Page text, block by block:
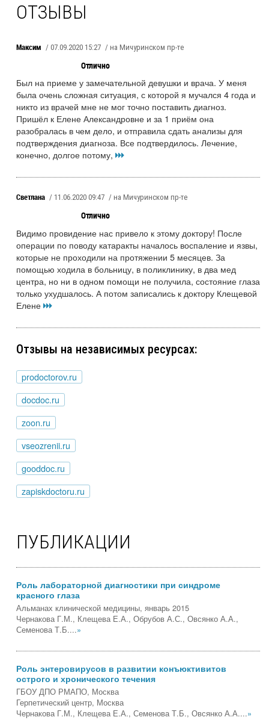
ОТЗЫВЫ
Максим / 07.09.2020 15:27 / на Мичуринском пр-те
Отлично
Был на приеме у замечательной девушки и врача. У меня
была очень сложная ситуация, с которой я мучался 4 года и
никто из врачей мне не мог точно поставить диагноз.
Пришёл к Елене Александровне и за 1 приём она
разобралась в чем дело, и отправила сдать анализы для
подтверждения диагноза. Все подтвердилось. Лечение,
конечно, долгое потому,
Светлана / 11.06.2020 09:47 / на Мичуринском пр-те
Отлично
Видимо провидение нас привело к этому доктору! После
операции по поводу катаракты началось воспаление и язвы,
которые не проходили на протяжении 5 месяцев. За
помощью ходила в больницу, в поликлинику, в два мед
центра, но ни в одном помощи не получила, состояние глаза
только ухудшалось. А потом записались к доктору Клещевой
Елене
Отзывы на независимых ресурсах:
prodoctorov.ru
docdoc.ru
zoon.ru
vseozrenii.ru
gooddoc.ru
zapiskdoctoru.ru
ПУБЛИКАЦИИ
Роль лабораторной диагностики при синдроме
красного глаза
Альманах клинической медицины, январь 2015
Чернакова Г.М., Клещева Е.А., Обрубов А.С., Овсянко А.А.,
Семенова Т.Б....»
Роль энтеровирусов в развитии конъюктивитов
острого и хронического течения
ГБОУ ДПО РМАПО, Москва
Герпетический центр, Москва
Чернакова Г.М., Клещева Е.А., Семенова Т.Б., Овсянко А.А....»